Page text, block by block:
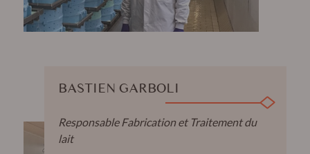
BASTIEN GARBOLI
Responsable Fabrication et Traitement du
lait